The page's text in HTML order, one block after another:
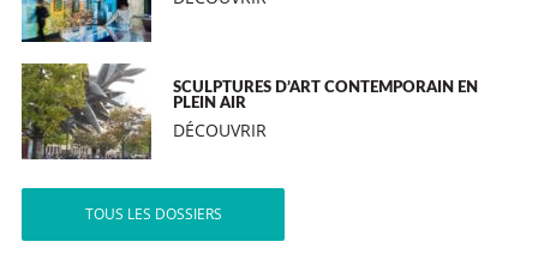
SCULPTURES D’ART CONTEMPORAIN EN
PLEIN AIR
DÉCOUVRIR
TOUS LES DOSSIERS